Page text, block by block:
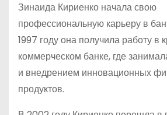
Зинаида Кириенко начала свою
профессиональную карьеру в
1997 году она получила работу в
коммерческом банке, где
и внедрением инновационных
продуктов.